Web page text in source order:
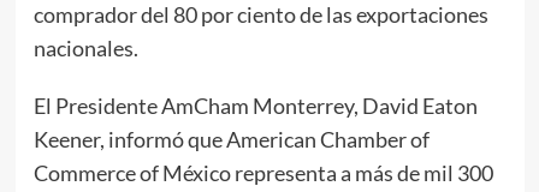
comprador del 80 por ciento de las exportaciones
nacionales.
El Presidente AmCham Monterrey, David Eaton
Keener, informó que American Chamber of
Commerce of México representa a más de mil 300